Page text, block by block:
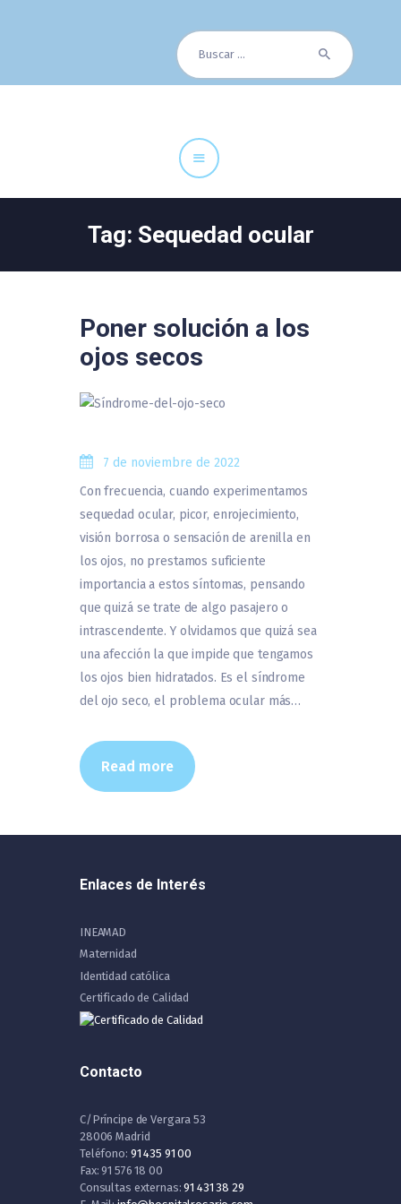
Buscar:
Tag: Sequedad ocular
Cuadro Médico
Especialidades
Poner solución a los
ojos secos
7 de noviembre de 2022
Con frecuencia, cuando experimentamos
sequedad ocular, picor, enrojecimiento,
visión borrosa o sensación de arenilla en
los ojos, no prestamos suficiente
importancia a estos síntomas, pensando
que quizá se trate de algo pasajero o
intrascendente. Y olvidamos que quizá sea
una afección la que impide que tengamos
los ojos bien hidratados. Es el síndrome
del ojo seco, el problema ocular más…
Read more
Enlaces de Interés
INEAMAD
Maternidad
Identidad católica
Certificado de Calidad
Contacto
C/Príncipe de Vergara 53
28006 Madrid
Teléfono: 91 435 91 00
Fax: 91 576 18 00
Consultas externas:91 431 38 29